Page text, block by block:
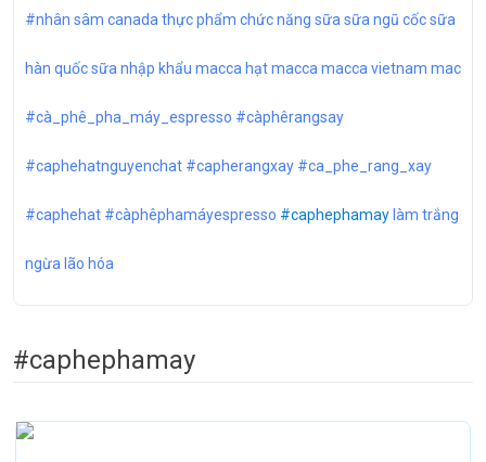
#nhân sâm canada thực phẩm chức năng sữa sữa ngũ cốcsữa
hàn quốcsữa nhập khẩu macca hạt macca macca vietnam mac
#cà_phê_pha_máy_espresso #càphêrangsay
#caphehatnguyenchat #capherangxay #ca_phe_rang_xay
#caphehat #càphêphamáyespresso #caphephamay làm trắng
ngừa lão hóa
#caphephamay